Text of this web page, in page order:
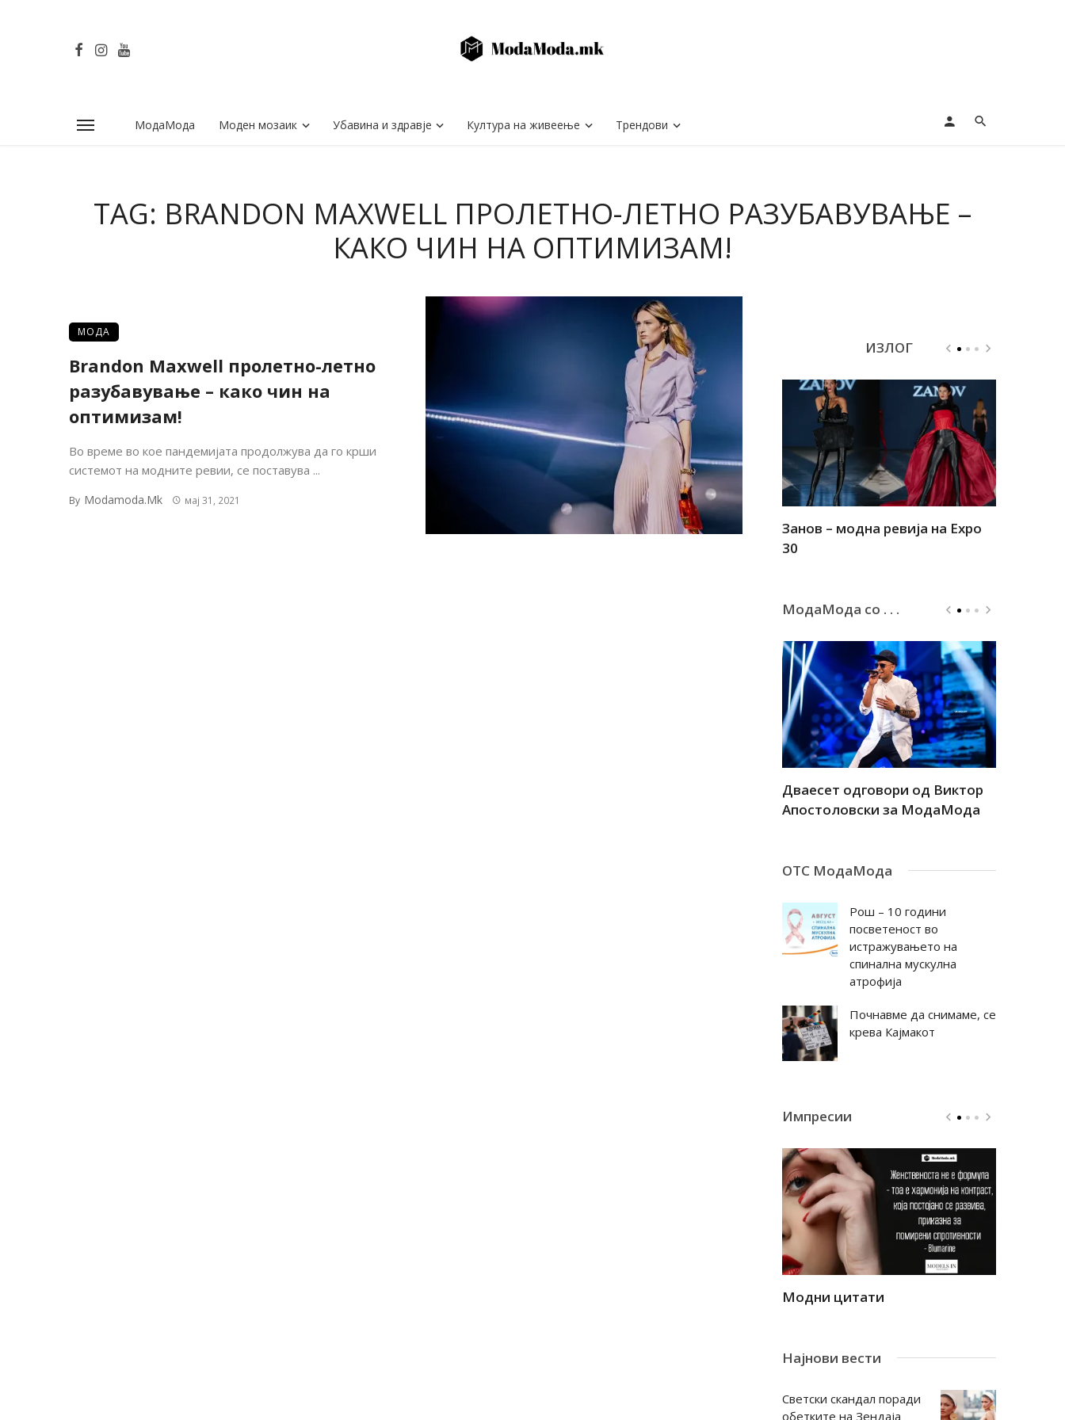
МодаМода Моден мозаик Убавина и здравје Култура на живеење Трендови
TAG: BRANDON MAXWELL ПРОЛЕТНО-ЛЕТНО РАЗУБАВУВАЊЕ –
КАКО ЧИН НА ОПТИМИЗАМ!
МОДА
Brandon Maxwell пролетно-летно
разубавување – како чин на
оптимизам!
Во време во кое пандемијата продолжува да го крши
системот на модните ревии, се поставува ...
By Modamoda.mk мај 31, 2021
ИЗЛОГ
Филигрански обетки
Занов – модна ревија на Expo
30
МодаМода со . . .
Дваесет одговори од Виктор
Апостоловски за МодаМода
ОТС МодаМода
Рош – 10 години
посветеност во
истражувањето на
спинална мускулна
атрофија
Почнавме да снимаме, се
крева Кајмакот
Импресии
Модни цитати
Најнови вести
Светски скандал поради
обетките на Зендаја